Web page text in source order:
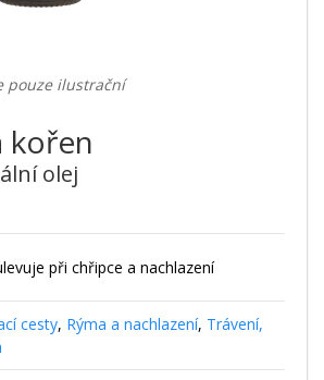
pouze ilustrační
kořen
olej
při chřipce a nachlazení
cesty, Rýma a nachlazení, Trávení,